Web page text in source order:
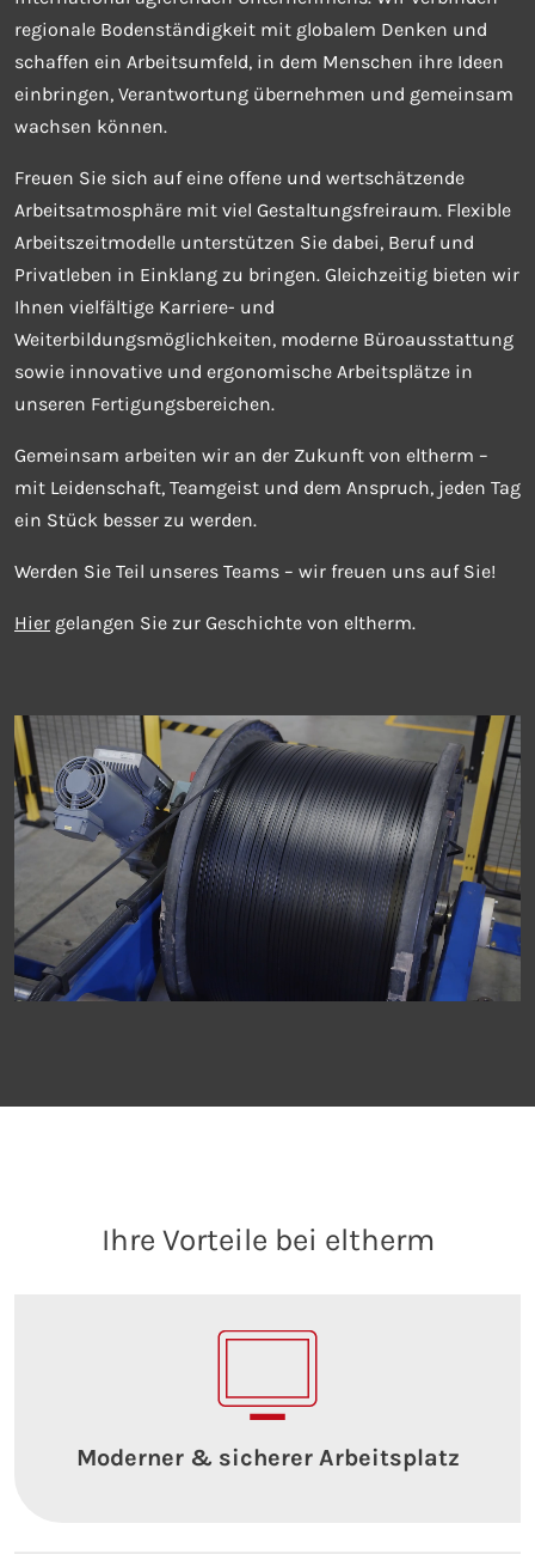
regionale Bodenständigkeit mit globalem Denken und
schaffen ein Arbeitsumfeld, in dem Menschen ihre Ideen
einbringen, Verantwortung übernehmen und gemeinsam
wachsen können.
Freuen Sie sich auf eine offene und wertschätzende
Arbeitsatmosphäre mit viel Gestaltungsfreiraum. Flexible
Arbeitszeitmodelle unterstützen Sie dabei, Beruf und
Privatleben in Einklang zu bringen. Gleichzeitig bieten wir
Ihnen vielfältige Karriere- und
Weiterbildungsmöglichkeiten, moderne Büroausstattung
sowie innovative und ergonomische Arbeitsplätze in
unseren Fertigungsbereichen.
Gemeinsam arbeiten wir an der Zukunft von eltherm –
mit Leidenschaft, Teamgeist und dem Anspruch, jeden Tag
ein Stück besser zu werden.
Werden Sie Teil unseres Teams – wir freuen uns auf Sie!
Hier gelangen Sie zur Geschichte von eltherm.
Ihre Vorteile bei eltherm
Moderner & sicherer Arbeitsplatz